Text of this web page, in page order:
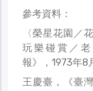
參考資料：
〈榮星花園／
玩樂碰賞／
報》，1973年8
王慶臺，《臺